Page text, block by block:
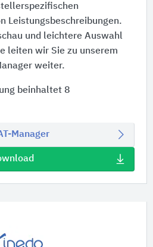
Leistungsbeschreibungen.
und leichtere Auswahl
leiten wir Sie zu unserem
weiter.
beinhaltet 8
Manager